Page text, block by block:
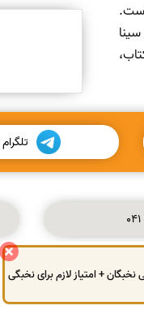
تلگرام
041
سینا ترجمه می‌باشد.
نخبگان + امتیاز لازم برای نخبگی